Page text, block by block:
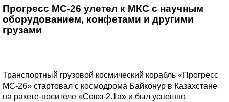
Прогресс МС-26 улетел к МКС с научным
оборудованием, конфетами и другими
грузами
Транспортный грузовой космический корабль «Прогресс
МС-26» стартовал с космодрома Байконур в Казахстане
на ракете-носителе «Союз-2.1а» и был успешно